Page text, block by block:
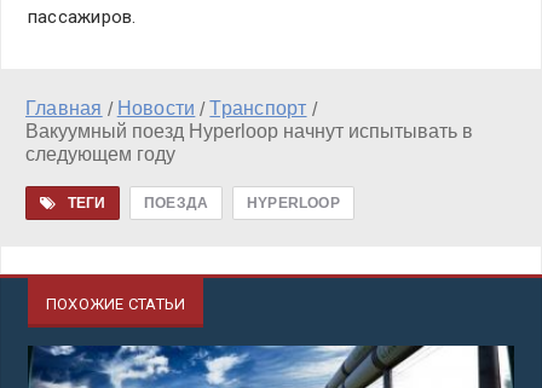
пассажиров.
Главная / Новости /Транспорт /
Вакуумный поезд Hyperloop начнут испытывать в
следующем году
ТЕГИ ПОЕЗДА HYPERLOOP
ПОХОЖИЕ СТАТЬИ